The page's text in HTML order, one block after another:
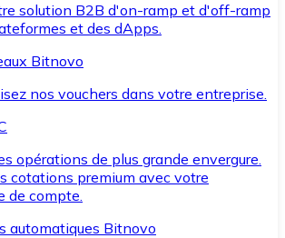
solution B2B d'on-ramp et d'off-ramp
et des dApps.
Bitnovo
nos vouchers dans votre entreprise.
opérations de plus grande envergure.
cotations premium avec votre
de compte.
automatiques Bitnovo